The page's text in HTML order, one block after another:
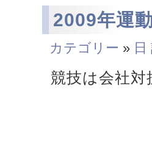
2009年運
カテゴリー » 日
競技は会社